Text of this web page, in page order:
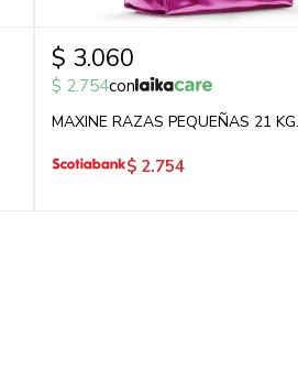
$ 3.060
$ 2.754con
MAXINE RAZAS PEQUEÑAS 21 KG.
$ 2.754